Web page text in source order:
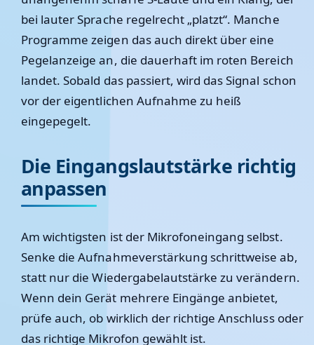
bei lauter Sprache regelrecht „platzt“. Manche
Programme zeigen das auch direkt über eine
Pegelanzeige an, die dauerhaft im roten Bereich
landet. Sobald das passiert, wird das Signal schon
vor der eigentlichen Aufnahme zu heiß
eingepegelt.
Die Eingangslautstärke richtig
anpassen
Am wichtigsten ist der Mikrofoneingang selbst.
Senke die Aufnahmeverstärkung schrittweise ab,
statt nur die Wiedergabelautstärke zu verändern.
Wenn dein Gerät mehrere Eingänge anbietet,
prüfe auch, ob wirklich der richtige Anschluss oder
das richtige Mikrofon gewählt ist.